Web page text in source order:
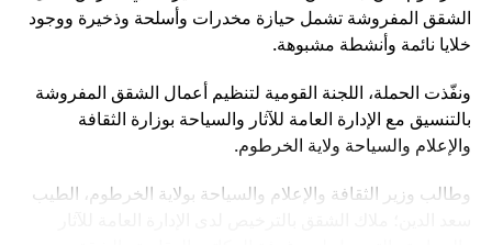
هاشتاق ذات صله :
زيارة دقلو إلى روسيا كانت مقررة قبل اندلاع الأزمة
الشقق المفروشة تشمل حيازة مخدرات وأسلحة وذخيرة ووجود
خلايا نائمة وأنشطة مشبوهة.
ونفّذت الحملة، اللجنة القومية لتنظيم أعمال الشقق المفروشة
بالتنسيق مع الإدارة العامة للآثار والسياحة بوزارة الثقافة
والإعلام والسياحة ولاية الخرطوم.
وطالب وزير الثقافة والإعلام والسياحة بولاية الخرطوم، الطيب